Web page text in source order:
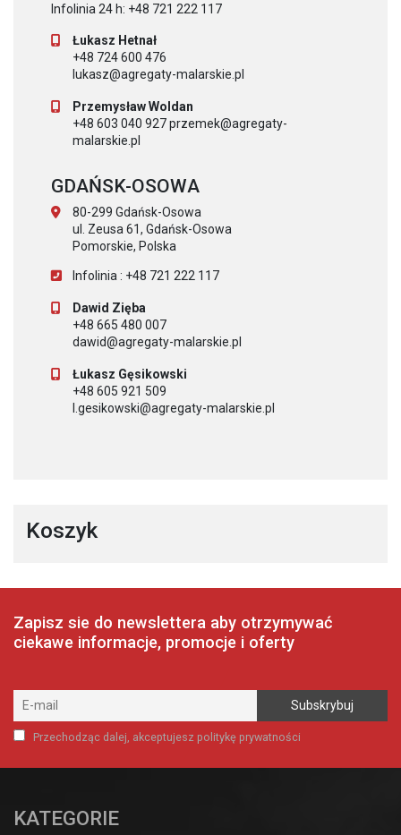
Infolinia 24 h: +48 721 222 117
Łukasz Hetnał
+48 724 600 476
lukasz@agregaty-malarskie.pl
Przemysław Woldan
+48 603 040 927 przemek@agregaty-
malarskie.pl
GDAŃSK-OSOWA
80-299 Gdańsk-Osowa
ul. Zeusa 61, Gdańsk-Osowa
Pomorskie, Polska
Infolinia : +48 721 222 117
Dawid Zięba
+48 665 480 007
dawid@agregaty-malarskie.pl
Łukasz Gęsikowski
+48 605 921 509
l.gesikowski@agregaty-malarskie.pl
Koszyk
Zapisz sie do newslettera aby otrzymywać
ciekawe informacje, promocje i oferty
Przechodząc dalej, akceptujesz politykę prywatności
KATEGORIE